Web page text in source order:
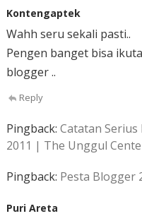
Kontengaptek
Wahh seru sekali pasti..
Pengen banget bisa
blogger ..
Reply
Pingback: Catatan
2011 | The Unggul
Pingback: Pesta Blogger
Puri Areta